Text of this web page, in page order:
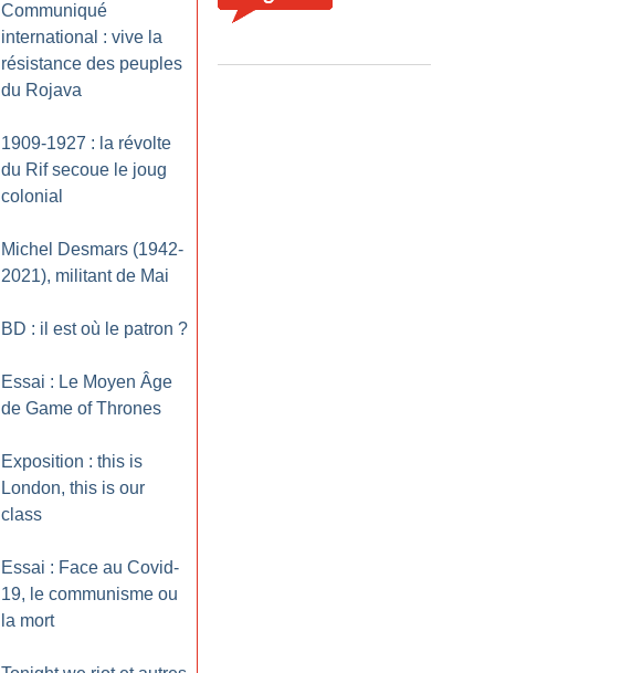
Communiqué
international : vive la
résistance des peuples
du Rojava
1909-1927 : la révolte
du Rif secoue le joug
colonial
Michel Desmars (1942-
2021), militant de Mai
BD : il est où le patron ?
Essai : Le Moyen Âge
de Game of Thrones
Exposition : this is
London, this is our
class
Essai : Face au Covid-
19, le communisme ou
la mort